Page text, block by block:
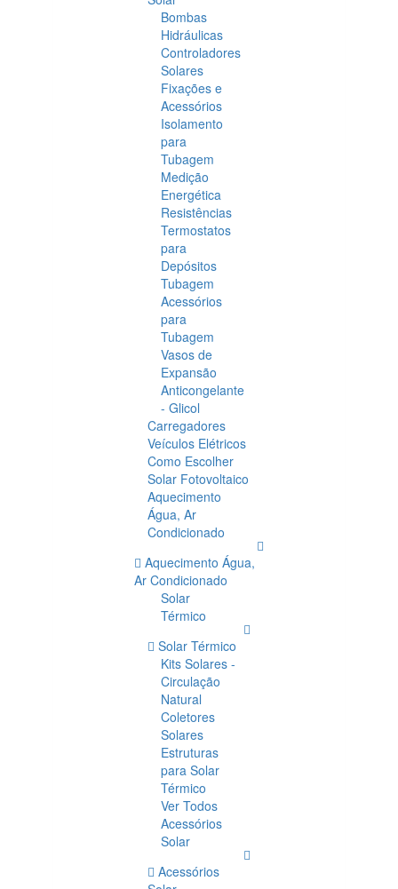
Bombas
Hidráulicas
Controladores
Solares
Fixações e
Acessórios
Isolamento
para
Tubagem
Medição
Energética
Resistências
Termostatos
para
Depósitos
Tubagem
Acessórios
para
Tubagem
Vasos de
Expansão
Anticongelante
- Glicol
Carregadores
Veículos Elétricos
Como Escolher
Solar Fotovoltaico
Aquecimento
Água, Ar
Condicionado
Aquecimento Água,
Ar Condicionado
Solar
Térmico
Solar Térmico
Kits Solares -
Circulação
Natural
Coletores
Solares
Estruturas
para Solar
Térmico
Ver Todos
Acessórios
Solar
Acessórios